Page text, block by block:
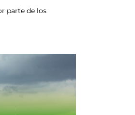
parte de los